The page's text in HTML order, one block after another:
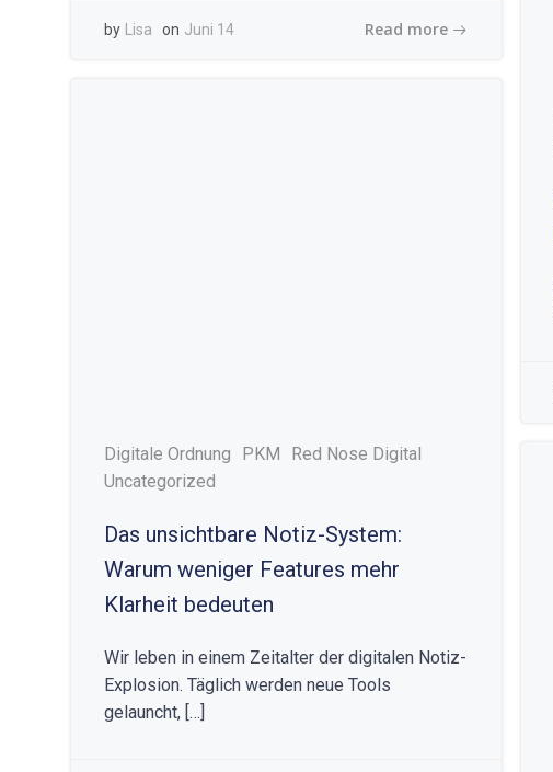
by Lisa on Juni 14 Read more
Digitale Ordnung PKM
Red Nose Digital
Uncategorized
Das unsichtbare Notiz-System:
Warum weniger Features mehr
Klarheit bedeuten
Wir leben in einem Zeitalter der digitalen Notiz-
Explosion. Täglich werden neue Tools
gelauncht, […]